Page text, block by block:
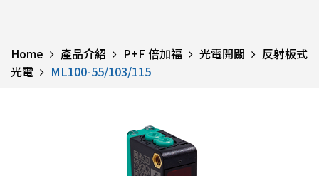
Home 產品介紹 P+F 倍加福 光電開關
反射板式
光電
ML100-55/103/115